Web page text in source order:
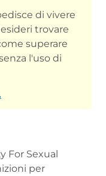
di vivere
trovare
superare
l'uso di
For Sexual
per